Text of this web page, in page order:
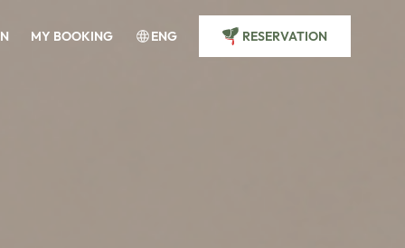
MY BOOKING ENG RESERVATION